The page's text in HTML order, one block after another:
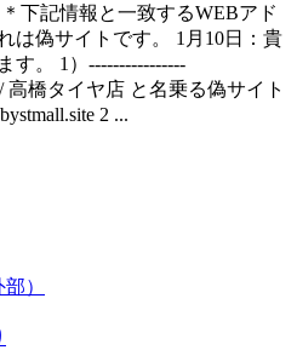
下記情報と一致するWEBアド
は偽サイトです。 1月10日：貴
す。 1）----------------
高橋タイヤ店 と名乗る偽サイト
2 ...
）